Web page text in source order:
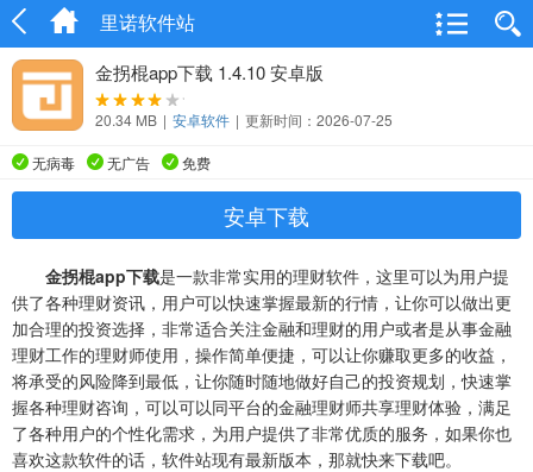
里诺软件站
金拐棍app下载 1.4.10 安卓版
20.34 MB | 安卓软件 | 更新时间：2026-07-25
无病毒 无广告 免费
安卓下载
金拐棍app下载是一款非常实用的理财软件，这里可以为用户提
供了各种理财资讯，用户可以快速掌握最新的行情，让你可以做出更
加合理的投资选择，非常适合关注金融和理财的用户或者是从事金融
理财工作的理财师使用，操作简单便捷，可以让你赚取更多的收益，
将承受的风险降到最低，让你随时随地做好自己的投资规划，快速掌
握各种理财咨询，可以可以同平台的金融理财师共享理财体验，满足
了各种用户的个性化需求，为用户提供了非常优质的服务，如果你也
喜欢这款软件的话，软件站现有最新版本，那就快来下载吧。